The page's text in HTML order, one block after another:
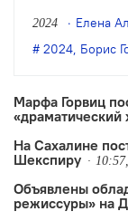
Годунов»
Пушкина.
доска
2024
Елена
2024 Борис
Марфа Горвиц
«драматический
На Сахалине
Шекспиру
Объявлены
режиссуры» на